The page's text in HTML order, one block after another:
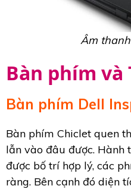
Âm
Bàn phím và
Bàn phím Dell
Bàn phím Chiclet quen
lẫn vào đâu được. Hành
được bố trí hợp lý, các
ràng. Bên cạnh đó diện